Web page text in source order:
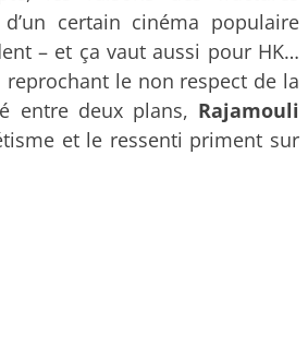
certain cinéma populaire
– et ça vaut aussi pour HK…
le non respect de la
entre deux plans, Rajamouli
et le ressenti priment sur